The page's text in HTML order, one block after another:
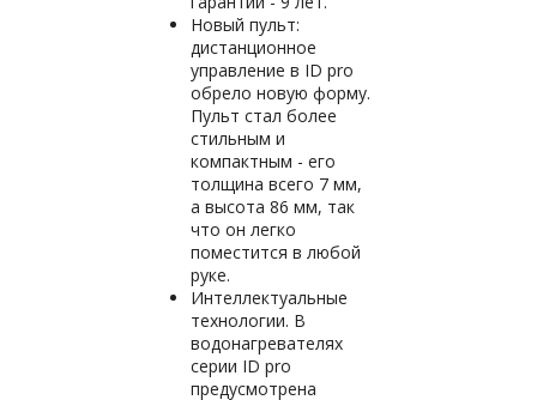
Новый пульт:
дистанционное
управление в ID pro
обрело новую форму.
Пульт стал более
стильным и
компактным - его
толщина всего 7 мм,
а высота 86 мм, так
что он легко
поместится в любой
руке.
Интеллектуальные
технологии. В
водонагревателях
серии ID pro
предусмотрена